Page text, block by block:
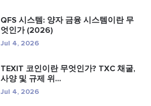
QFS 시스템: 양자 금융 시스템이란 무
엇인가 (2026)
Jul 4, 2026
TEXIT 코인이란 무엇인가? TXC 채굴,
사양 및 규제 위...
Jul 4, 2026